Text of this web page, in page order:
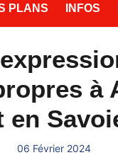
PLANS INFOS
à
en
06 Février 2024